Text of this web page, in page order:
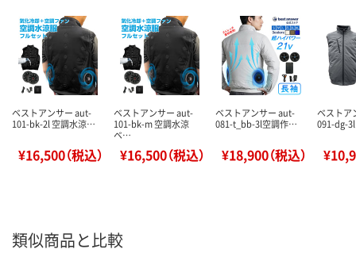
ベストアンサー aut-
101-bk-2l 空調水涼…
¥16,500（税込）
ベストアンサー aut-
101-bk-m 空調水涼
ベ…
¥16,500（税込）
ベストアンサー aut-
081-t_bb-3l空調作…
¥18,900（税込）
ベストア
091-dg-
類似商品と比較